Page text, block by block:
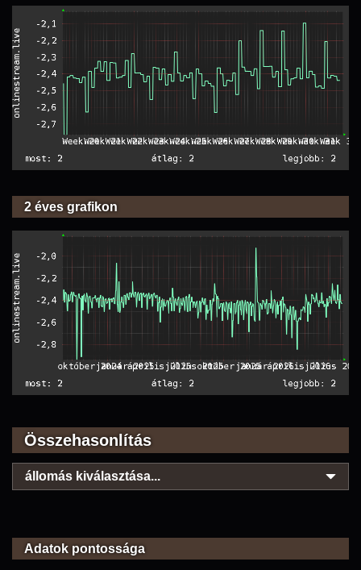
2 éves grafikon
Összehasonlítás
állomás kiválasztása...
Adatok pontossága